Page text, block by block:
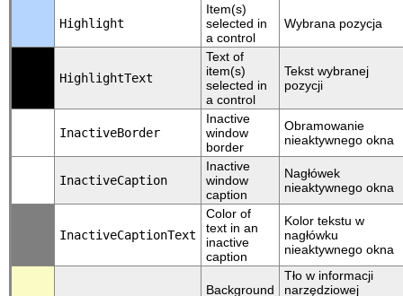
Highlight
Item(s)
selected in
a control
Wybrana pozycja
HighlightText
Text of
item(s)
selected in
a control
Tekst wybranej
pozycji
InactiveBorder
Inactive
window
border
Obramowanie
nieaktywnego okna
InactiveCaption
Inactive
window
caption
Nagłówek
nieaktywnego okna
InactiveCaptionText
Color of
text in an
inactive
caption
Kolor tekstu w
nagłówku
nieaktywnego okna
Background
Tło w informacji
narzędziowej